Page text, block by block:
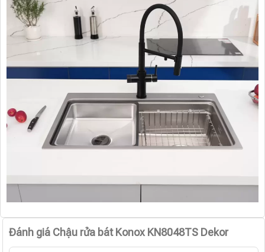
Đánh giá Chậu rửa bát Konox KN8048TS Dekor